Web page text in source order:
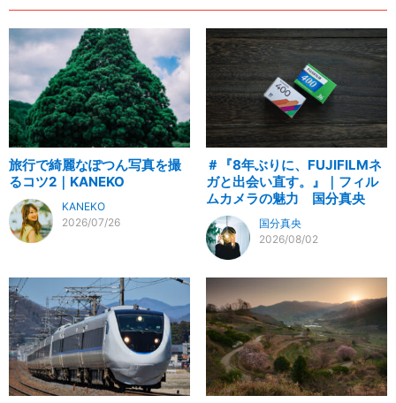
旅行で綺麗なぽつん写真を撮
るコツ2｜KANEKO
KANEKO
2026/07/26
＃『8年ぶりに、FUJIFILMネ
ガと出会い直す。』｜フィル
ムカメラの魅力 国分真央
国分真央
2026/08/02